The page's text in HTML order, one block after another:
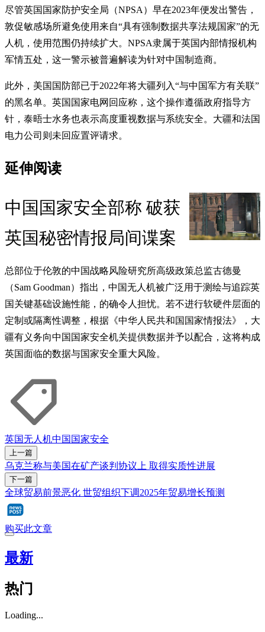
尽管英国国家防护安全局（NPSA）早在2023年便发出警告，
敦促敏感场所避免使用来自“具有强制数据共享法规国家”的无
人机，使用范围仍持续扩大。NPSA隶属于英国内部情报机构
军情五处，这一警示被普遍解读为针对中国制造商。
此外，美国国防部已于2022年将大疆列入“与中国军方有关联”
的黑名单。英国国家电网回应称，这个操作遵循政府指导方
针，泰晤士水务也表示高度重视数据与系统安全。大疆和法国
电力公司则未回应置评请求。
延伸阅读
中国国家安全部称 破获
英国秘密情报局间谍案
总部位于伦敦的中国战略风险研究所高级政策总监古德曼
（Sam Goodman）指出，中国无人机被广泛用于测绘与追踪英
国关键基础设施性能，的确令人担忧。若不进行软硬件层面的
定制或隔离性调整，根据《中华人民共和国国家情报法》，大
疆有义务向中国国家安全机关提供数据并予以配合，这将构成
英国面临的数据与国家安全重大风险。
英国无人机中国 国家安全
上一篇
乌克兰称与美国在矿产谈判协议上 取得实质性进展
下一篇
全球贸易前景恶化 世贸组织下调2025年贸易增长预测
购买此文章
最新
热门
Loading...